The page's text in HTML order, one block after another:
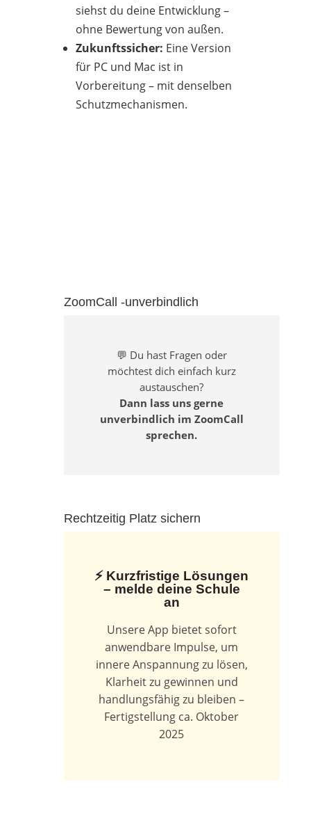
siehst du deine Entwicklung –
ohne Bewertung von außen.
Zukunftssicher: Eine Version
für PC und Mac ist in
Vorbereitung – mit denselben
Schutzmechanismen.
ZoomCall -unverbindlich
💬 Du hast Fragen oder
möchtest dich einfach kurz
austauschen?
Dann lass uns gerne
unverbindlich im ZoomCall
sprechen.
Rechtzeitig Platz sichern
⚡ Kurzfristige Lösungen
– melde deine Schule
an
Unsere App bietet sofort
anwendbare Impulse, um
innere Anspannung zu lösen,
Klarheit zu gewinnen und
handlungsfähig zu bleiben –
Fertigstellung ca. Oktober
2025